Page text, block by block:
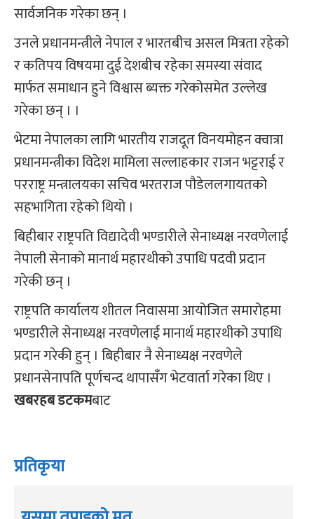
सार्वजनिक गरेका छन् ।
उनले प्रधानमन्त्रीले नेपाल र भारतबीच असल मित्रता रहेको
र कतिपय विषयमा दुई देशबीच रहेका समस्या संवाद
मार्फत समाधान हुने विश्वास ब्यक्त गरेकोसमेत उल्लेख
गरेका छन् । ।
भेटमा नेपालका लागि भारतीय राजदूत विनयमोहन क्वात्रा
प्रधानमन्त्रीका विदेश मामिला सल्लाहकार राजन भट्टराई र
परराष्ट्र मन्त्रालयका सचिव भरतराज पौडेललगायतको
सहभागिता रहेको थियो ।
बिहीबार राष्ट्रपति विद्यादेवी भण्डारीले सेनाध्यक्ष नरवणेलाई
नेपाली सेनाको मानार्थ महारथीको उपाधि पदवी प्रदान
गरेकी छन् ।
राष्ट्रपति कार्यालय शीतल निवासमा आयोजित समारोहमा
भण्डारीले सेनाध्यक्ष नरवणेलाई मानार्थ महारथीको उपाधि
प्रदान गरेकी हुन् । बिहीबार नै सेनाध्यक्ष नरवणेले
प्रधानसेनापति पूर्णचन्द थापासँग भेटवार्ता गरेका थिए ।
खबरहब डटकमबाट
प्रतिकृया